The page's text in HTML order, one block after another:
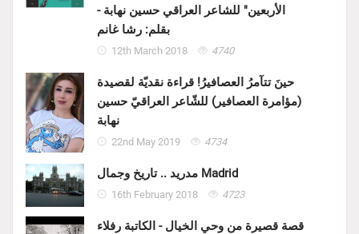
الأربعين" للشاعر العراقي حسين نهابة -
بقلم: رشا غانم
12th March 2018 4740
حينَ تتآمرُ العصافيرُ! قراءة نقديّة لقصيدة
(مؤامرة العصافير) للشّاعر العراقيّ حسين
نهابة
22nd May 2019 4734
مدريد .. تاريخ وجمال Madrid
16th February 2018 4723
قصة قصيرة من وحي الخيال - الكاتبة رفلاء